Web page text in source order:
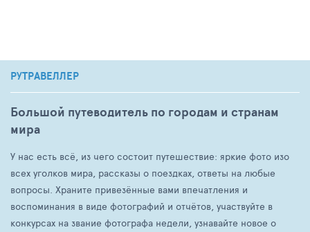
РУТРАВЕЛЛЕР
Большой путеводитель по городам и странам
мира
У нас есть всё, из чего состоит путешествие: яркие фото изо
всех уголков мира, рассказы о поездках, ответы на любые
вопросы. Храните привезённые вами впечатления и
воспоминания в виде фотографий и отчётов, участвуйте в
конкурсах на звание фотографа недели, узнавайте новое о